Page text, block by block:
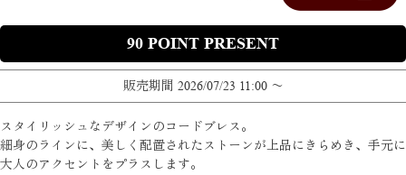
90
販売期間 2026/07/23 11:00 〜
スタイリッシュなデザインのコードブレス。
細身のラインに、美しく配置されたストーンが上品にきらめき、手元に
大人のアクセントをプラスします。